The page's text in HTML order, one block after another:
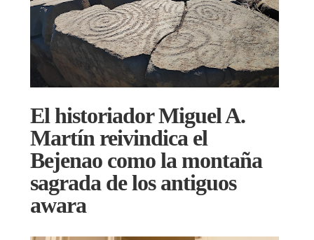
El historiador Miguel A.
Martín reivindica el
Bejenao como la montaña
sagrada de los antiguos
awara